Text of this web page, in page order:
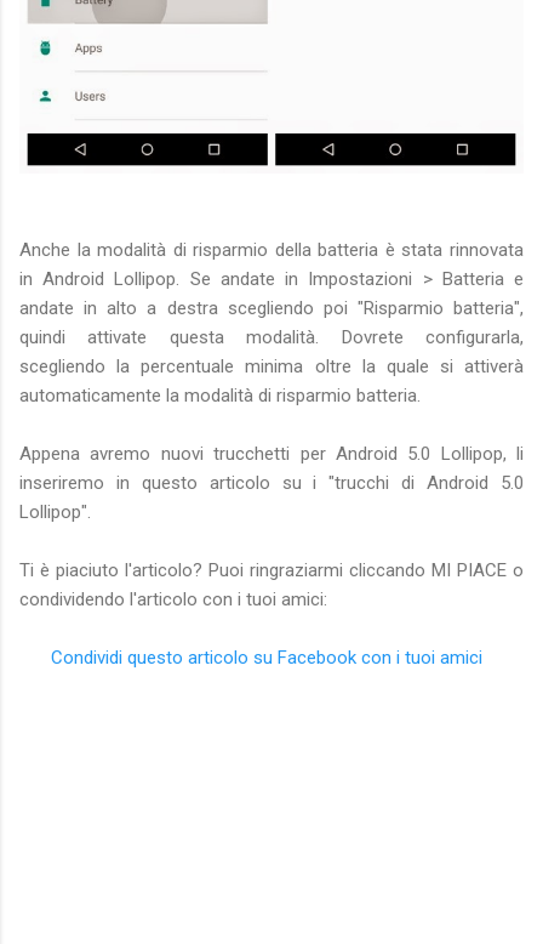
Anche la modalità di risparmio della batteria è stata rinnovata
in Android Lollipop. Se andate in Impostazioni > Batteria e
andate in alto a destra scegliendo poi "Risparmio batteria",
quindi attivate questa modalità. Dovrete configurarla,
scegliendo la percentuale minima oltre la quale si attiverà
automaticamente la modalità di risparmio batteria.
Appena avremo nuovi trucchetti per Android 5.0 Lollipop, li
inseriremo in questo articolo su i "trucchi di Android 5.0
Lollipop".
Ti è piaciuto l'articolo? Puoi ringraziarmi cliccando MI PIACE o
condividendo l'articolo con i tuoi amici:
Condividi questo articolo su Facebook con i tuoi amici